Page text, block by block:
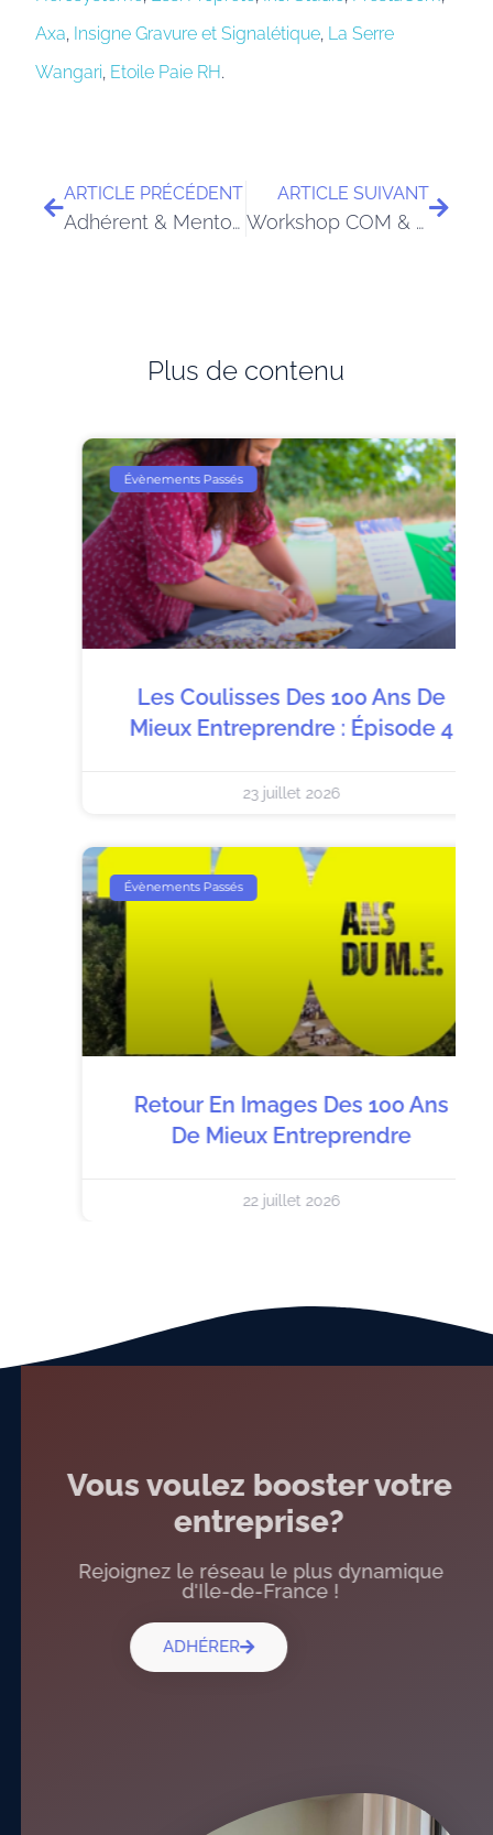
Axa, Insigne Gravure et Signalétique, La Serre
Wangari, Etoile Paie RH.
ARTICLE PRÉCÉDENT
Adhérent & Mentor – Thierry Petris
ARTICLE SUIVANT
Workshop COM & SEO – mer.11 juin 2025
Plus de contenu
Évènements Passés
Les Coulisses Des 100 Ans De
Mieux Entreprendre : Épisode 4
23 juillet 2026
Évènements Passés
Retour En Images Des 100 Ans
De Mieux Entreprendre
22 juillet 2026
Vous voulez booster votre
entreprise?
Rejoignez le réseau le plus dynamique
d'Ile-de-France !
ADHÉRER